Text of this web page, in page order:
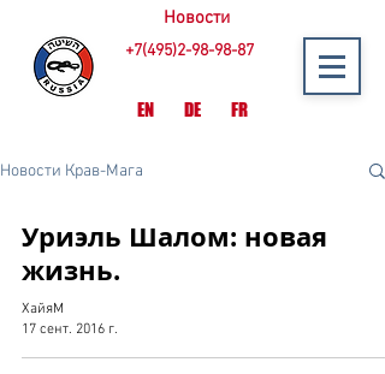
+7(495)2-98-98-87
DE
EN FR
Новости
Новости Крав-Мага
Уриэль Шалом: новая
жизнь.
ХайяМ
17 сент. 2016 г.